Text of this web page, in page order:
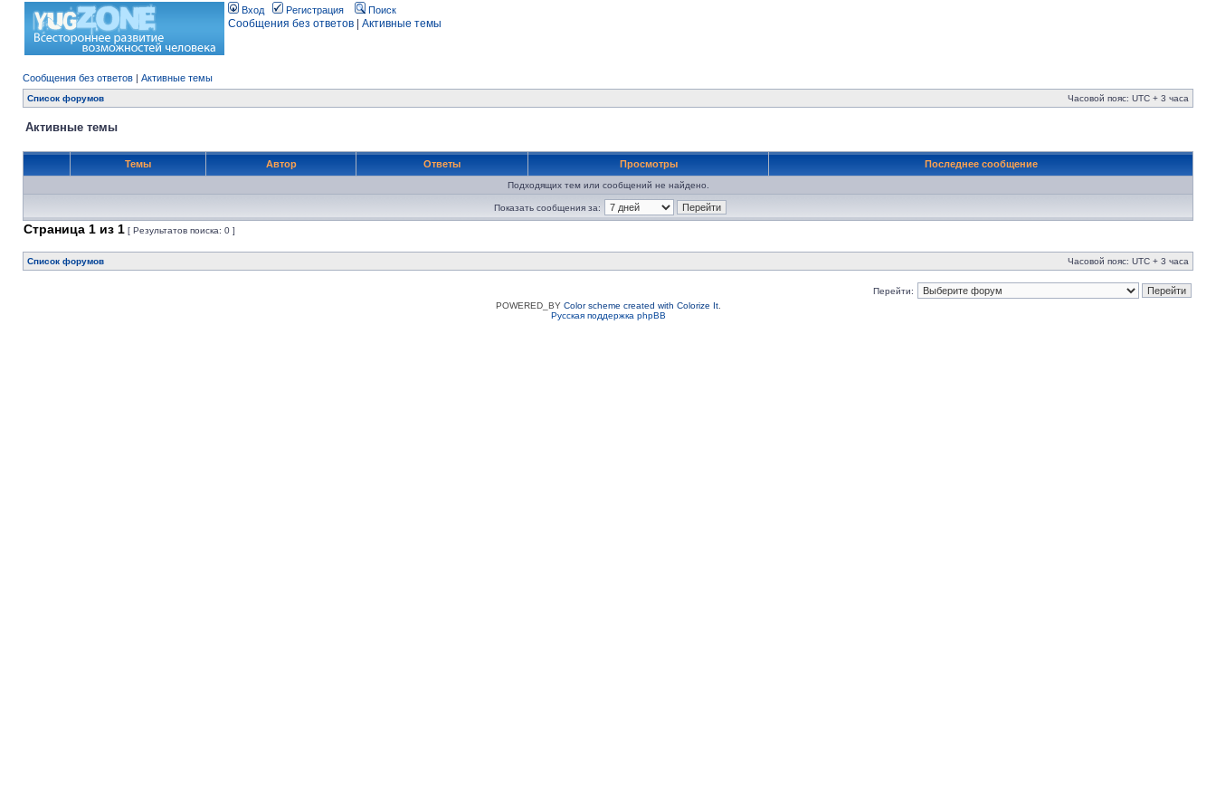
Вход Регистрация Поиск
Сообщения без ответов Активные темы
Сообщения без ответов | Активные темы
Список форумов Часовой пояс: UTC + 3 часа
Активные темы
Темы Автор Ответы Просмотры Последнее сообщение
Подходящих тем или сообщений не найдено.
Показать сообщения за:
Страница 1 из 1 [ Результатов поиска: 0 ]
Список форумов Часовой пояс: UTC + 3 часа
Перейти:
POWERED_BY Color scheme created with Colorize It.
Русская поддержка phpBB